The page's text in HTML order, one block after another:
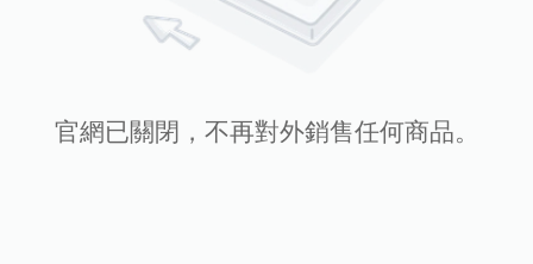
官網已關閉，不再對外銷售任何商品。